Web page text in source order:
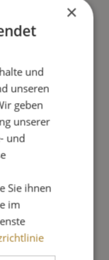
×
und
unseren
geben
unserer
und
Sie ihnen
im